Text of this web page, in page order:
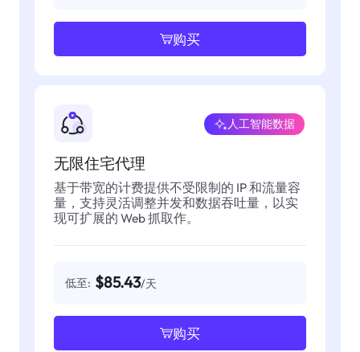
购买
无限住宅代理
人工智能数据
基于带宽的计费提供不受限制的 IP 和流量容
量，支持灵活调整并发和数据吞吐量，以实
现可扩展的 Web 抓取作。
低至: $85.43/天
购买